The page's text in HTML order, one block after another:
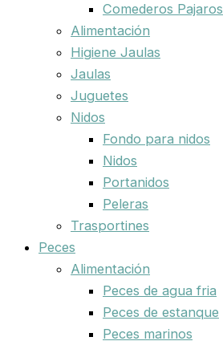
Comederos Pajaros
Alimentación
Higiene Jaulas
Jaulas
Juguetes
Nidos
Fondo para nidos
Nidos
Portanidos
Peleras
Trasportines
Peces
Alimentación
Peces de agua fria
Peces de estanque
Peces marinos